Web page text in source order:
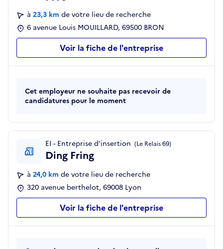
à 23,3 km de votre lieu de recherche
6 avenue Louis MOUILLARD, 69500 BRON
Voir la fiche de l'entreprise
Cet employeur ne souhaite pas recevoir de
candidatures pour le moment
EI - Entreprise d'insertion (Le Relais 69)
Ding Fring
à 24,0 km de votre lieu de recherche
320 avenue berthelot, 69008 Lyon
Voir la fiche de l'entreprise